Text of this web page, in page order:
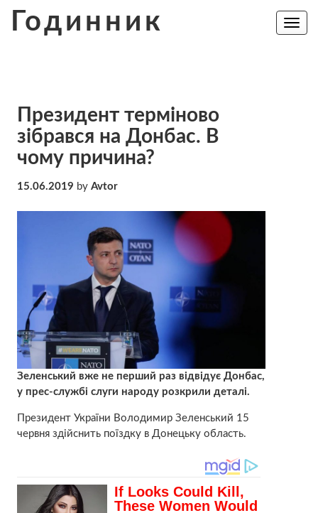
Годинник
Toggle
Президент терміново
зібрався на Донбас. В
чому причина?
15.06.2019 by Avtor
Зеленський вже не перший раз відвідує Донбас,
у прес-службі слуги народу розкрили деталі.
Президент України Володимир Зеленський 15
червня здійснить поїздку в Донецьку область.